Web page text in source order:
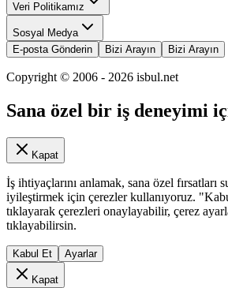
Veri Politikamız
Sosyal Medya
E-posta Gönderin
Bizi Arayın Bizi Arayın
Copyright © 2006 - 2026 isbul.net
Sana özel bir iş deneyimi
Kapat
İş ihtiyaçlarını anlamak, sana özel fırsatları
iyileştirmek için çerezler kullanıyoruz.
tıklayarak çerezleri onaylayabilir, çerez
tıklayabilirsin.
Kabul Et Ayarlar
Kapat